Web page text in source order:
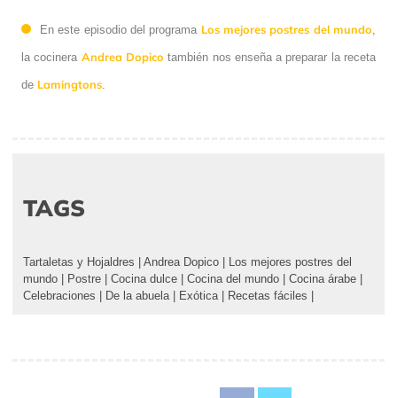
En este episodio del programa Los mejores postres del mundo,
la cocinera Andrea Dopico también nos enseña a preparar la receta
de Lamingtons.
TAGS
Tartaletas y Hojaldres Andrea Dopico
Los mejores postres del
mundo
Postre Cocina dulce Cocina del mundo Cocina árabe
Celebraciones
De la abuela| Exótica| Recetas fáciles